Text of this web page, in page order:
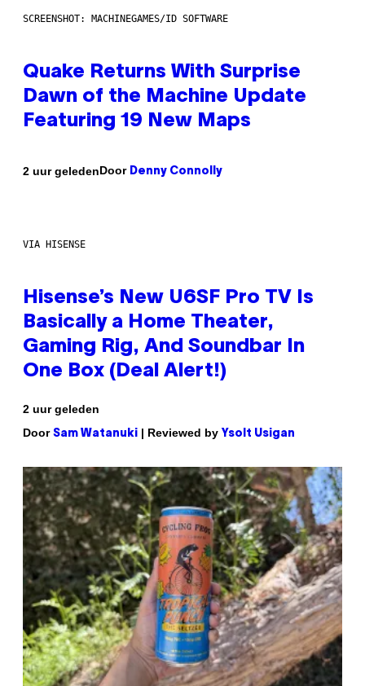
SCREENSHOT: MACHINEGAMES/ID SOFTWARE
Quake Returns With Surprise
Dawn of the Machine Update
Featuring 19 New Maps
2 uur geledenDoor Denny Connolly
VIA HISENSE
Hisense’s New U6SF Pro TV Is
Basically a Home Theater,
Gaming Rig, And Soundbar In
One Box (Deal Alert!)
2 uur geleden
Door Sam Watanuki | Reviewed by Ysolt Usigan